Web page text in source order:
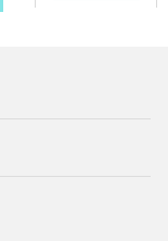
учетные
системой
системную
Linux.